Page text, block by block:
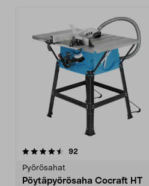
92
Pyörösahat
Pöytäpyörösaha Cocraft HT
4.5 viidestä